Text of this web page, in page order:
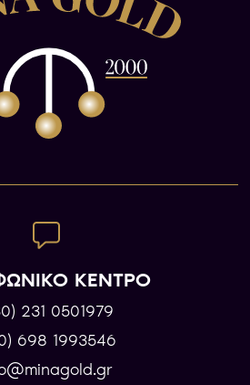
ΚΕΝΤΡΟ
231 0501979
698 1993546